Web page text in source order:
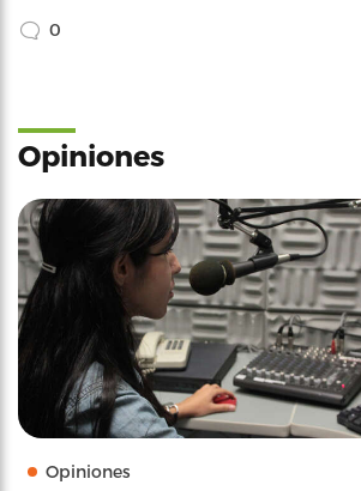
0
Opiniones
Opiniones